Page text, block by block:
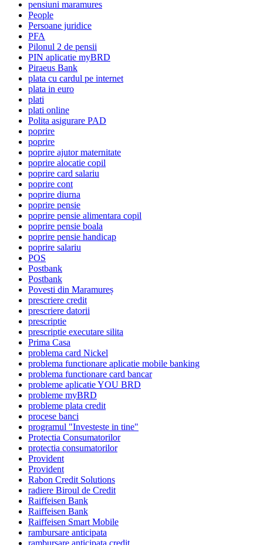
pensiuni maramures
People
Persoane juridice
PFA
Pilonul 2 de pensii
PIN aplicatie myBRD
Piraeus Bank
plata cu cardul pe internet
plata in euro
plati
plati online
Polita asigurare PAD
poprire
poprire
poprire ajutor maternitate
poprire alocatie copil
poprire card salariu
poprire cont
poprire diurna
poprire pensie
poprire pensie alimentara copil
poprire pensie boala
poprire pensie handicap
poprire salariu
POS
Postbank
Postbank
Povesti din Maramureș
prescriere credit
prescriere datorii
prescriptie
prescriptie executare silita
Prima Casa
problema card Nickel
problema functionare aplicatie mobile banking
problema functionare card bancar
probleme aplicatie YOU BRD
probleme myBRD
probleme plata credit
procese banci
programul "Investeste in tine"
Protectia Consumatorilor
protectia consumatorilor
Provident
Provident
Rabon Credit Solutions
radiere Biroul de Credit
Raiffeisen Bank
Raiffeisen Bank
Raiffeisen Smart Mobile
rambursare anticipata